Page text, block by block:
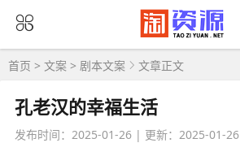
首页 > 文案 > 剧本文案 文章正文
孔老汉的幸福生活
发布时间：2025-01-26| 更新：2025-01-26